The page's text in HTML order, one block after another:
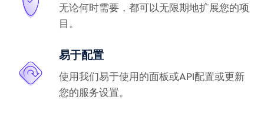
无论何时需要，都可以无限期地扩展您的项
目。
易于配置
使用我们易于使用的面板或API配置或更新
您的服务设置。